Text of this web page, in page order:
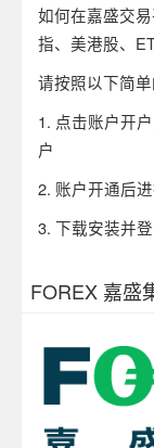
如何在嘉盛交
指、美港股、
请按照以下简
1. 点击账户开
户
2. 账户开通后
3. 下载安装并
FOREX 嘉盛